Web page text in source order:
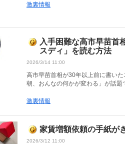
激裏情報
入手困難な高市早苗首
スディ」を読む方法
2026/3/14 11:00
高市早苗首相が30年以上前に書い
朝、おんなの何かが変わる」が話題
激裏情報
家賃増額依頼の手紙が
2026/3/12 11:00